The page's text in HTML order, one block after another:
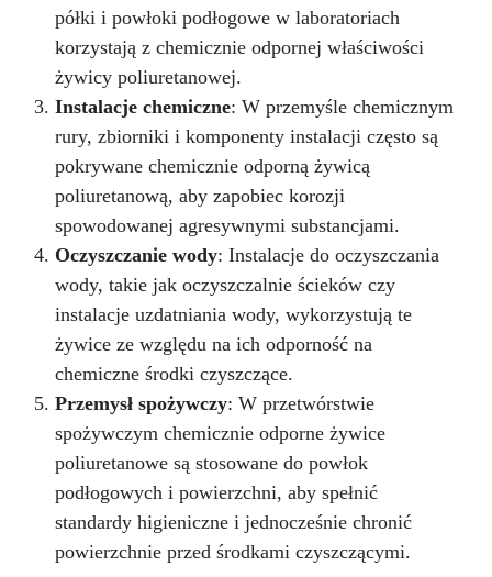
półki i powłoki podłogowe w laboratoriach
korzystają z chemicznie odpornej właściwości
żywicy poliuretanowej.
Instalacje chemiczne: W przemyśle chemicznym
rury, zbiorniki i komponenty instalacji często są
pokrywane chemicznie odporną żywicą
poliuretanową, aby zapobiec korozji
spowodowanej agresywnymi substancjami.
Oczyszczanie wody: Instalacje do oczyszczania
wody, takie jak oczyszczalnie ścieków czy
instalacje uzdatniania wody, wykorzystują te
żywice ze względu na ich odporność na
chemiczne środki czyszczące.
Przemysł spożywczy: W przetwórstwie
spożywczym chemicznie odporne żywice
poliuretanowe są stosowane do powłok
podłogowych i powierzchni, aby spełnić
standardy higieniczne i jednocześnie chronić
powierzchnie przed środkami czyszczącymi.